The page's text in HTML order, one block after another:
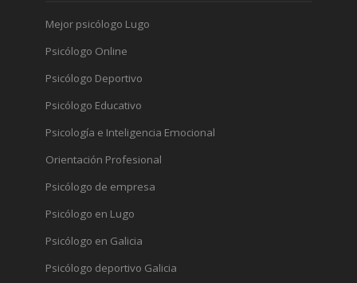
Mejor psicólogo Lugo
Psicólogo Online
Psicólogo Deportivo
Psicólogo Educativo
Psicología e Inteligencia Emocional
Orientación Profesional
Psicólogo de empresa
Psicólogo en Lugo
Psicólogo en Galicia
Psicólogo deportivo Galicia